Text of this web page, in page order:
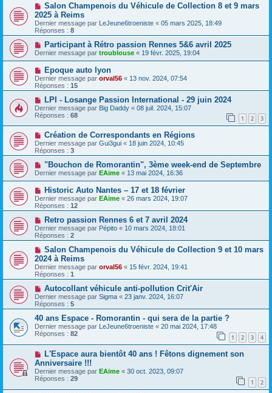
Salon Champenois du Véhicule de Collection 8 et 9 mars
2025 à Reims
Dernier message par LeJeune6troeniste « 05 mars 2025, 18:49
Réponses : 8
Participant à Rétro passion Rennes 5&6 avril 2025
Dernier message par troublouse « 19 févr. 2025, 19:04
Epoque auto lyon
Dernier message par orval56 « 13 nov. 2024, 07:54
Réponses : 15
LPI - Losange Passion International - 29 juin 2024
Dernier message par Big Daddy « 08 juil. 2024, 15:07
Réponses : 68 1 2 3
Création de Correspondants en Régions
Dernier message par Gui3gui « 18 juin 2024, 10:45
Réponses : 3
"Bouchon de Romorantin", 3ème week-end de Septembre
Dernier message par EAime « 13 mai 2024, 16:36
Historic Auto Nantes – 17 et 18 février
Dernier message par EAime « 26 mars 2024, 19:07
Réponses : 12
Retro passion Rennes 6 et 7 avril 2024
Dernier message par Pépito « 10 mars 2024, 18:01
Réponses : 2
Salon Champenois du Véhicule de Collection 9 et 10 mars
2024 à Reims
Dernier message par orval56 « 15 févr. 2024, 19:41
Réponses : 1
Autocollant véhicule anti-pollution Crit'Air
Dernier message par Sigma « 23 janv. 2024, 16:07
Réponses : 5
40 ans Espace - Romorantin - qui sera de la partie ?
Dernier message par LeJeune6troeniste « 20 mai 2024, 17:48
Réponses : 82 1 2 3 4
L'Espace aura bientôt 40 ans ! Fêtons dignement son
Anniversaire !!!
Dernier message par EAime « 30 oct. 2023, 09:07
Réponses : 29 1 2